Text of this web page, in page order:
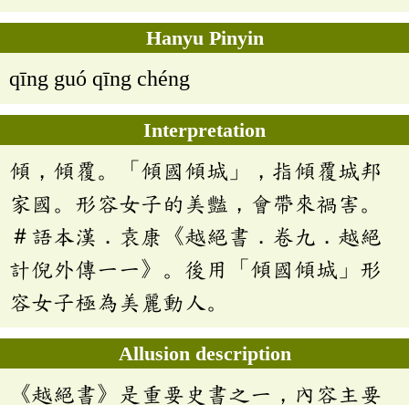
Hanyu Pinyin
qīng guó qīng chéng
Interpretation
傾，傾覆。「傾國傾城」，指傾覆城邦
家國。形容女子的美豔，會帶來禍害。
＃語本漢．袁康《越絕書．卷九．越絕
計倪外傳一一》。後用「傾國傾城」形
容女子極為美麗動人。
Allusion description
《越絕書》是重要史書之一，內容主要